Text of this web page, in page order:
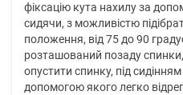
фіксацію кута нахилу за
сидячи, з можливістю
положення, від 75 до 90
розташований позаду
опустити спинку, під
допомогою якого легко